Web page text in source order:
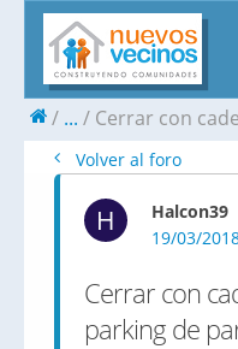
... Cerrar con cadena
Volver al foro
H
Halcon39
19/03/
Cerrar con
parking de